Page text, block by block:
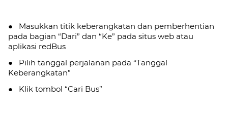
● Masukkan titik keberangkatan dan pemberhentian
pada bagian “Dari” dan “Ke” pada situs web atau
aplikasi redBus
● Pilih tanggal perjalanan pada “Tanggal
Keberangkatan”
● Klik tombol “Cari Bus”